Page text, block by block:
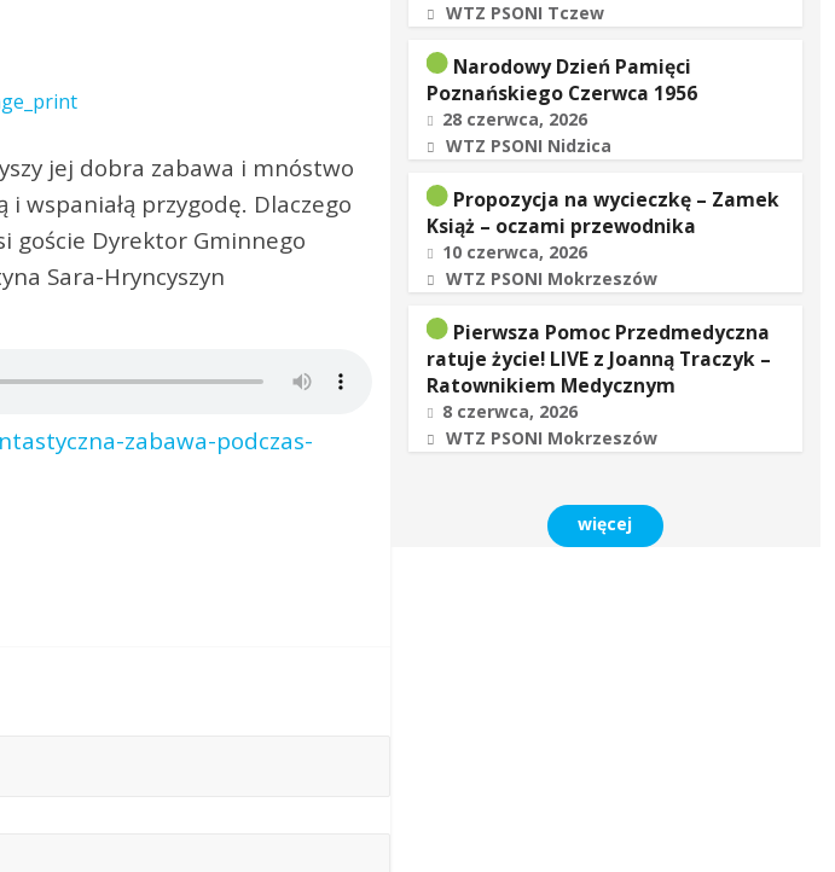
jej dobra zabawa i mnóstwo
wspaniałą przygodę. Dlaczego
goście Dyrektor Gminnego
Sara-Hryncyszyn
zabawa-podczas-
WTZ PSONI Tczew
Narodowy Dzień Pamięci
Poznańskiego Czerwca 1956
28 czerwca, 2026
WTZ PSONI Nidzica
Propozycja na wycieczkę – Zamek
Książ – oczami przewodnika
10 czerwca, 2026
WTZ PSONI Mokrzeszów
Pierwsza Pomoc Przedmedyczna
ratuje życie! LIVE z Joanną Traczyk –
Ratownikiem Medycznym
8 czerwca, 2026
WTZ PSONI Mokrzeszów
więcej